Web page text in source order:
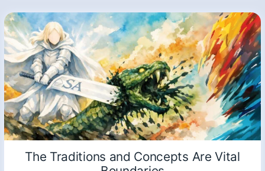
The Traditions and Concepts Are Vital